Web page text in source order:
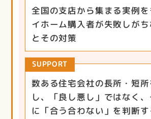
全国の支店から集まる実例
イホーム購入者が失敗しが
とその対策
SUPPORT
数ある住宅会社の長所・短
し、「良し悪し」ではなく
に「合う合わない」を判断